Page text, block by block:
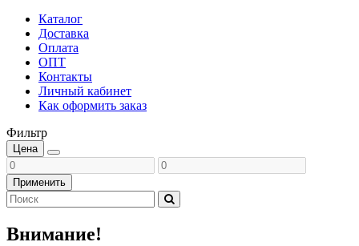
Каталог
Доставка
Оплата
ОПТ
Контакты
Личный кабинет
Как оформить заказ
Фильтр
Цена
Применить
Внимание!